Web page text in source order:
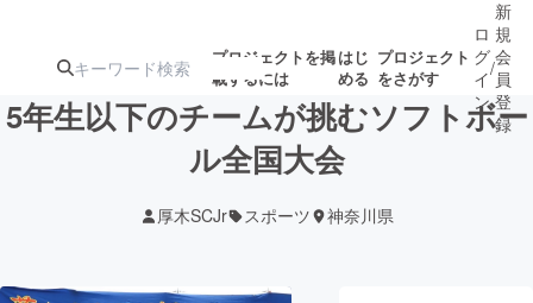
プロジェクトを掲
載するには
はじ
める
プロジェクト
をさがす
ターン
注目の新着プロ
ジェクト
募集終了が近いプ
ロジェクト
ロ
グ
イ
ン
/
新
規
会
員
登
録
5年生以下のチームが挑むソフトボー
ル全国大会
厚木SCJr スポーツ 神奈川県